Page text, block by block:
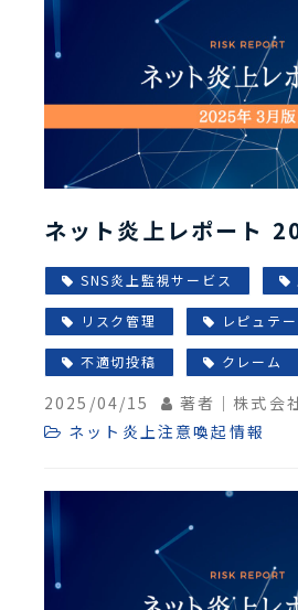
ネット炎上レポート
SNS炎上監視サービス
リスク管理 レピュテ
不適切投稿 クレーム
2025/04/15
著者｜株式会
ネット炎上注意喚起情報